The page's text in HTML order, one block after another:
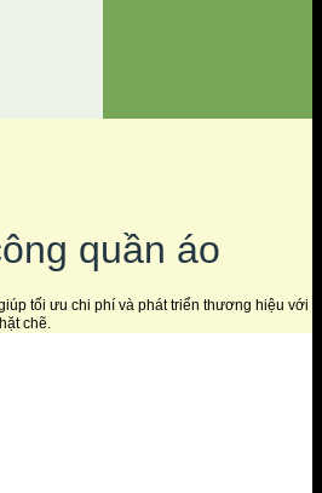
quần áo
tối ưu chi phí và phát triển thương hiệu với
chẽ.